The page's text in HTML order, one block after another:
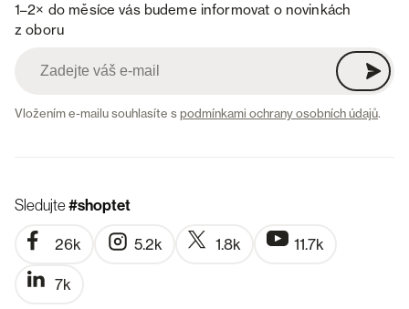
1–2× do měsíce vás budeme informovat o novinkách
z oboru
Vložením e-mailu souhlasíte spodmínkami ochrany osobních údajů.
Sledujte#shoptet
26k 5.2k 1.8k 11.7k
7k